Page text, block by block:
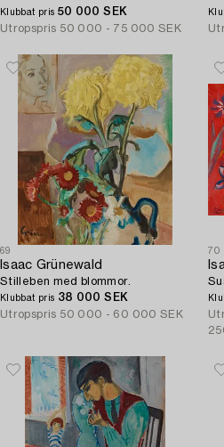
Klubbat pris 50 000 SEK
Utropspris 50 000 - 75 000 SEK
69
Isaac Grünewald
Stilleben med blommor.
Klubbat pris 38 000 SEK
Utropspris 50 000 - 60 000 SEK
70